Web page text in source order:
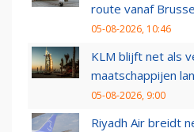
route vanaf
05-08-2026, 10:46
KLM blijft net als
maatschappijen
05-08-2026, 9:00
Riyadh Air breidt